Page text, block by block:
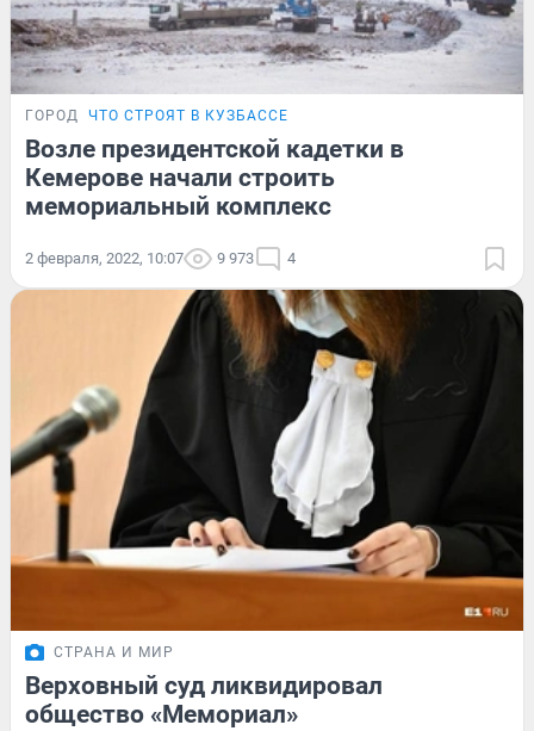
ГОРОД ЧТО СТРОЯТ В КУЗБАССЕ
Возле президентской кадетки в
Кемерове начали строить
мемориальный комплекс
2 февраля, 2022, 10:07 9 973 4
СТРАНА И МИР
Верховный суд ликвидировал
общество «Мемориал»